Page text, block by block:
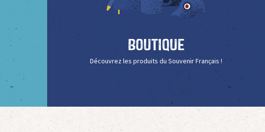
Boutique
Découvrez les produits du Souvenir Français !